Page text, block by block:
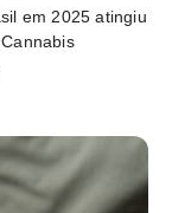
em 2025 atingiu